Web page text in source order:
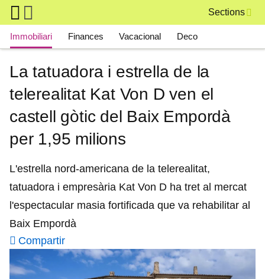
Skip to main content
Sections
Main navigation
Immobiliari Finances Vacacional Deco
La tatuadora i estrella de la
telerealitat Kat Von D ven el
castell gòtic del Baix Empordà
per 1,95 milions
L'estrella nord-americana de la telerealitat,
tatuadora i empresària Kat Von D ha tret al mercat
l'espectacular masia fortificada que va rehabilitar al
Baix Empordà
Compartir